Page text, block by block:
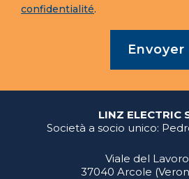
confidentialité.
Envoyer
LINZ ELECTRIC
Società a socio unico:
Viale del
37040 Arcole